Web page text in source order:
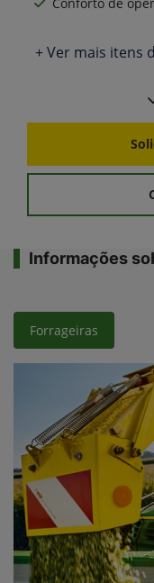
+ Ver mais itens
Informações
Forrageiras